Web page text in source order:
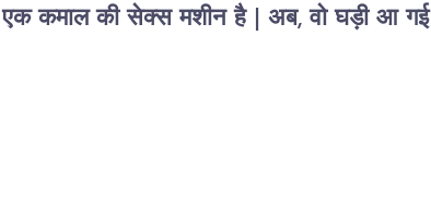
कमाल की सेक्स मशीन है | अब, वो घड़ी आ गई